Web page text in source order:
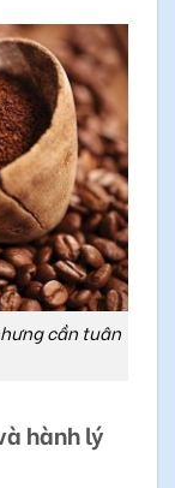
cần tuân
hành lý